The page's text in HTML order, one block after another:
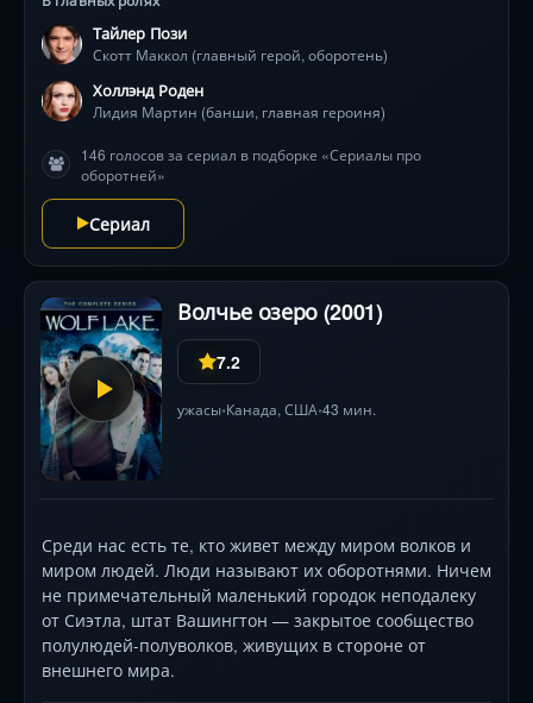
значительно сильнее, у него отменный слух и
ускоренные рефлексы. Теперь герой должен не
только научиться себя контролировать и жить с
имеющимися изменениями, но и беречь своих
близких.
Тайлер Пози
Скотт Маккол (главный герой, оборотень)
Холлэнд Роден
Лидия Мартин (банши, главная героиня)
146 голосов за сериал в подборке «Сериалы про
оборотней»
Сериал
Волчье озеро (2001)
7.2
ужасы•Канада, США•43 мин.
Среди нас есть те, кто живет между миром волков и
миром людей. Люди называют их оборотнями. Ничем
не примечательный маленький городок неподалеку
от Сиэтла, штат Вашингтон — закрытое сообщество
полулюдей-полуволков, живущих в стороне от
внешнего мира.